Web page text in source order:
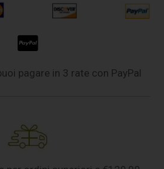
pagare in 3 rate con PayPal